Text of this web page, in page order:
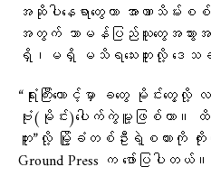
အဆိုပါနေရာတွေဟာ အာဏာသိမ်း
အတွက် သာမန်ပြည်သူတွေအသွားအ
ရှိ၊မရှိ မသိရသေးဘူးလို့ ဒေသခံ​
“ရုံးကြီးထောင့်မှာ ခတွေ မိုင်းတွေ့
ဗုံး(မိုင်း)ပေါက်ကွဲမူ့ဖြစ်တာ။
ဘူး”လို့ မြို့ခံတစ်ဦးရဲ့စကားကို ကို
Ground Press က ဖော်ပြပါတယ်။